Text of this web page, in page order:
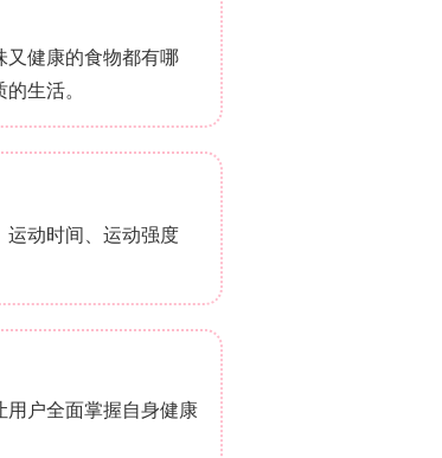
高于对照，1RoHi最高
降至116.62%但仍>70%
，5%组因纤维粗化微降黏附
瑰果纳米纤维膜伤口愈合
41.52%，1RoHi 40.34%，
全闭合，含RoHi组多48 h内
促进细胞迁移，推测源于维
（含玫瑰果纳米纤维膜体